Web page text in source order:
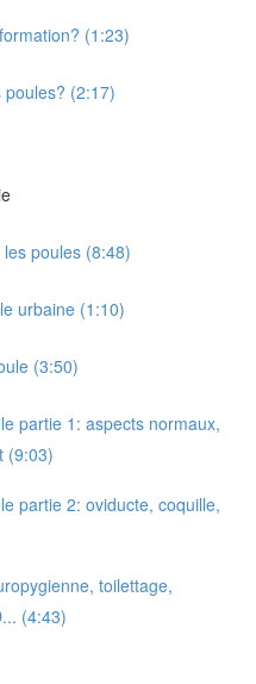
(1:23)
(2:17)
poules (8:48)
urbaine (1:10)
(3:50)
partie 1: aspects normaux,
(9:03)
partie 2: oviducte, coquille,
toilettage,
(4:43)